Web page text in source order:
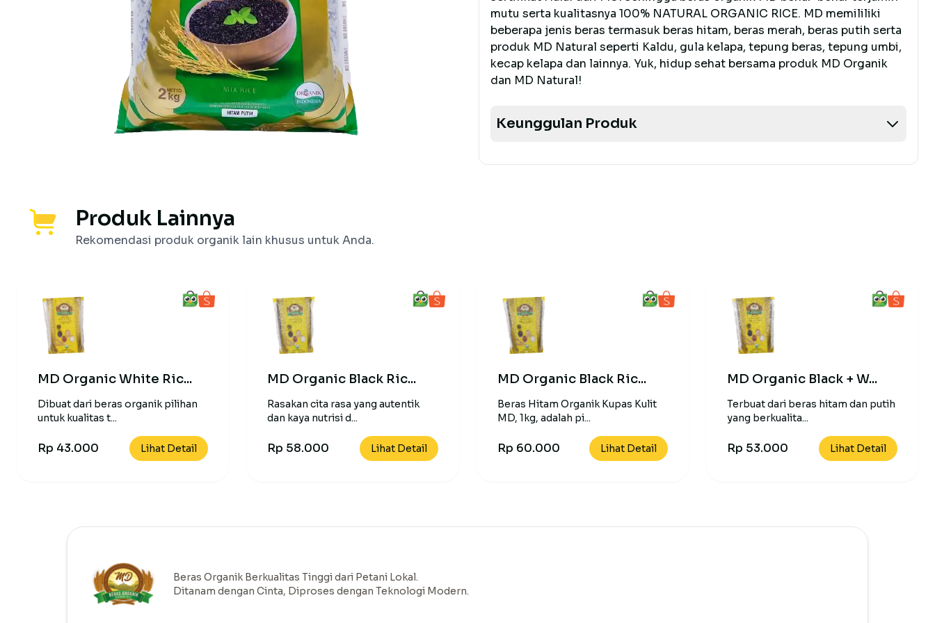
mutu serta kualitasnya 100% NATURAL ORGANIC RICE. MD memililiki
beberapa jenis beras termasuk beras hitam, beras merah, beras putih serta
produk MD Natural seperti Kaldu, gula kelapa, tepung beras, tepung umbi,
kecap kelapa dan lainnya. Yuk, hidup sehat bersama produk MD Organik
dan MD Natural!
Keunggulan Produk
Produk Lainnya
Rekomendasi produk organik lain khusus untuk Anda.
MD Organic White Ric...
Dibuat dari beras organik pilihan
untuk kualitas t...
Rp 43.000 Lihat Detail
MD Organic Black Ric...
Rasakan cita rasa yang autentik
dan kaya nutrisi d...
Rp 58.000 Lihat Detail
MD Organic Black Ric...
Beras Hitam Organik Kupas Kulit
MD, 1kg, adalah pi...
Rp 60.000 Lihat Detail
MD Organic Black + W...
Terbuat dari beras hitam dan putih
yang berkualita...
Rp 53.000 Lihat Detail
Beras Organik Berkualitas Tinggi dari Petani Lokal.
Ditanam dengan Cinta, Diproses dengan Teknologi Modern.